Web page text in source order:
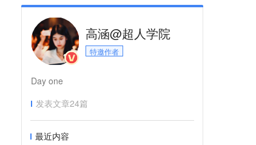
高涵@超人学院
特邀作者
Day one
发表文章24篇
最近内容